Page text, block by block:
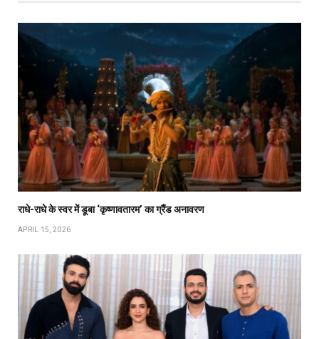
राधे-राधे के स्वर में डूबा ‘कृष्णावतारम’ का ग्रैंड अनावरण
APRIL 15, 2026